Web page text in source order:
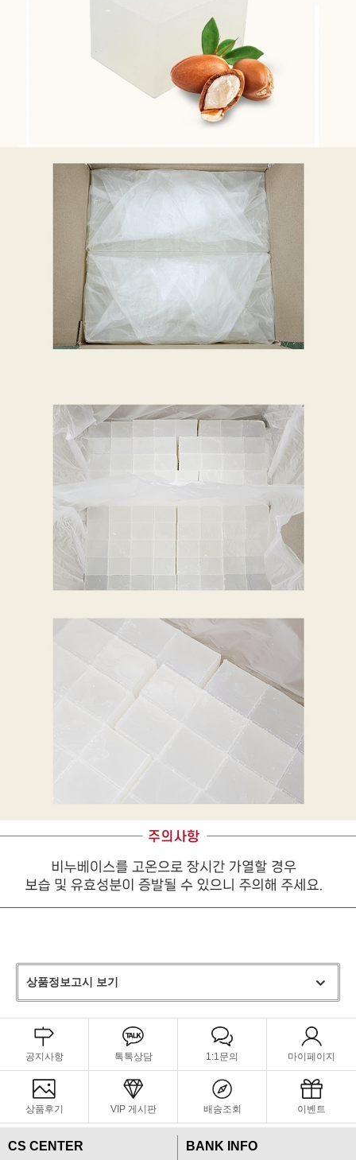
상품정보고시 보기
공지사항 톡톡상담 1:1문의 마이페이지
상품후기 VIP 게시판 배송조회 이벤트
CS CENTER BANK INFO